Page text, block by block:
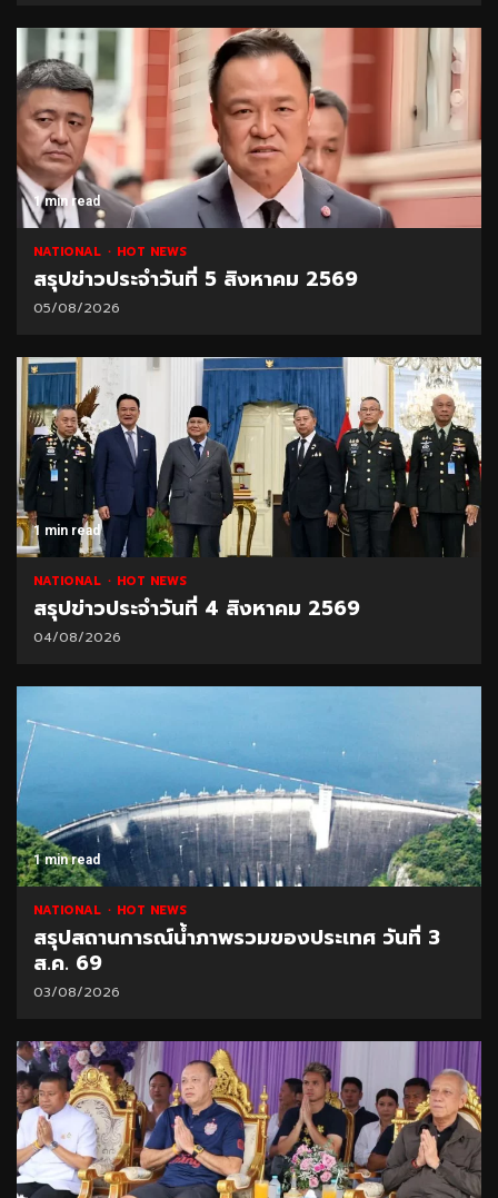
1 min read
NATIONAL HOT NEWS
สรุปข่าวประจำวันที่ 5 สิงหาคม 2569
05/08/2026
1 min read
NATIONAL HOT NEWS
สรุปข่าวประจำวันที่ 4 สิงหาคม 2569
04/08/2026
1 min read
NATIONAL HOT NEWS
สรุปสถานการณ์น้ำภาพรวมของประเทศ วันที่ 3
ส.ค. 69
03/08/2026